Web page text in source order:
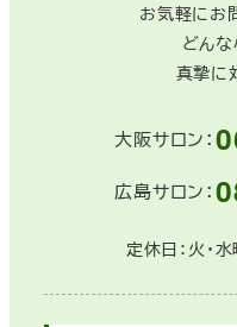
お気軽にお
どん
真摯に
大阪サロン：
広島サロン：
定休日：火・